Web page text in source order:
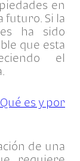
en
futuro. Si la
ha sido
que esta
el
es y por
de una